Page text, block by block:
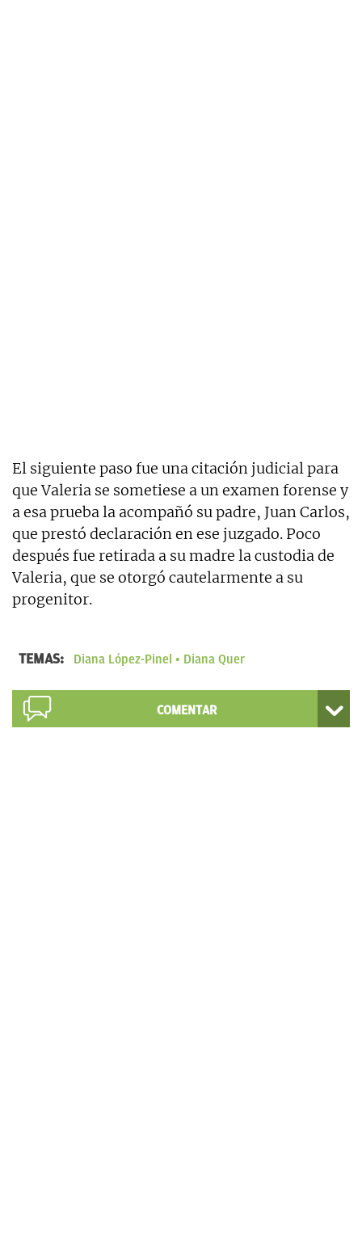
El siguiente paso fue una citación judicial para
que Valeria se sometiese a un examen forense y
a esa prueba la acompañó su padre, Juan Carlos,
que prestó declaración en ese juzgado. Poco
después fue retirada a su madre la custodia de
Valeria, que se otorgó cautelarmente a su
progenitor.
TEMAS: Diana López-Pinel Diana Quer
COMENTAR